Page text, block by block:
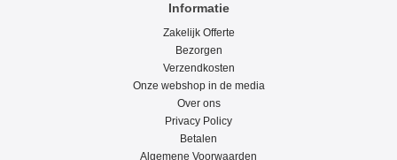
Informatie
Zakelijk Offerte
Bezorgen
Verzendkosten
Onze webshop in de media
Over ons
Privacy Policy
Betalen
Algemene Voorwaarden